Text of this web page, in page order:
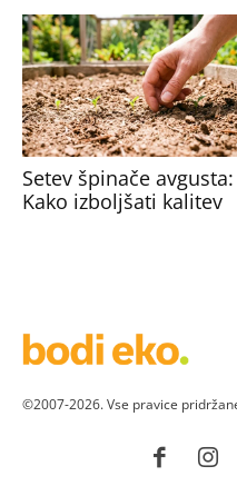
Setev špinače avgusta:
Kako izboljšati kalitev
©2007-2026. Vse pravice